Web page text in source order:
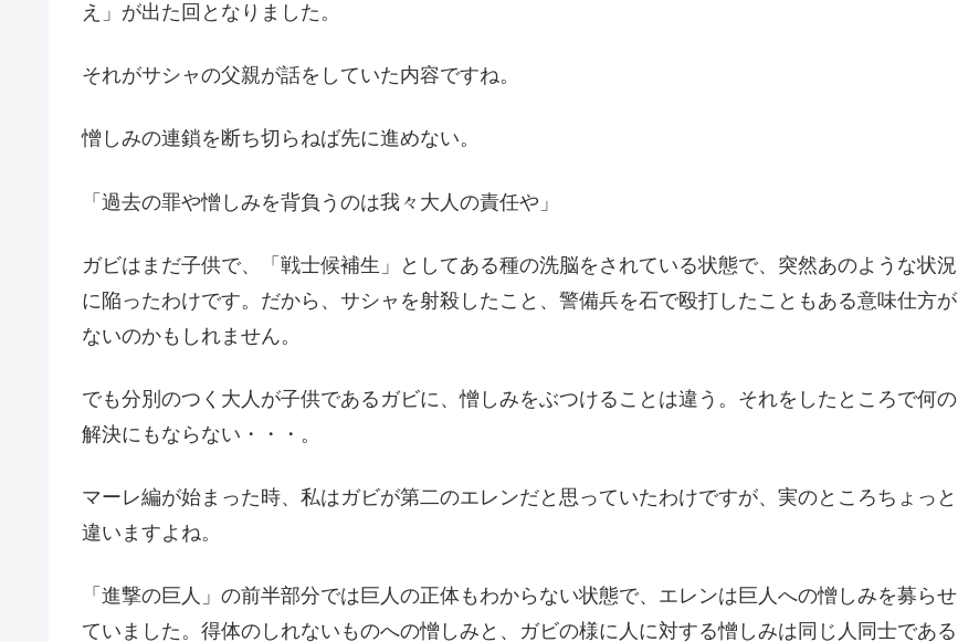
え」が出た回となりました。
それがサシャの父親が話をしていた内容ですね。
憎しみの連鎖を断ち切らねば先に進めない。
「過去の罪や憎しみを背負うのは我々大人の責任や」
ガビはまだ子供で、「戦士候補生」としてある種の洗脳をされている状態で、突然あのような状況
に陥ったわけです。だから、サシャを射殺したこと、警備兵を石で殴打したこともある意味仕方が
ないのかもしれません。
でも分別のつく大人が子供であるガビに、憎しみをぶつけることは違う。それをしたところで何の
解決にもならない・・・。
マーレ編が始まった時、私はガビが第二のエレンだと思っていたわけですが、実のところちょっと
違いますよね。
「進撃の巨人」の前半部分では巨人の正体もわからない状態で、エレンは巨人への憎しみを募らせ
ていました。得体のしれないものへの憎しみと、ガビの様に人に対する憎しみは同じ人同士である